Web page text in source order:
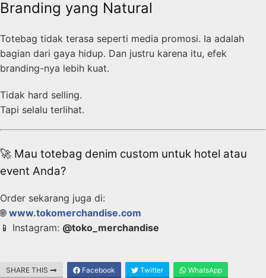
Branding yang Natural
Totebag tidak terasa seperti media promosi. Ia adalah
bagian dari gaya hidup. Dan justru karena itu, efek
branding-nya lebih kuat.
Tidak hard selling.
Tapi selalu terlihat.
🚀 Mau totebag denim custom untuk hotel atau
event Anda?
Order sekarang juga di:
🌐 www.tokomerchandise.com
📱 Instagram: @toko_merchandise
SHARE THIS Facebook Twitter WhatsApp